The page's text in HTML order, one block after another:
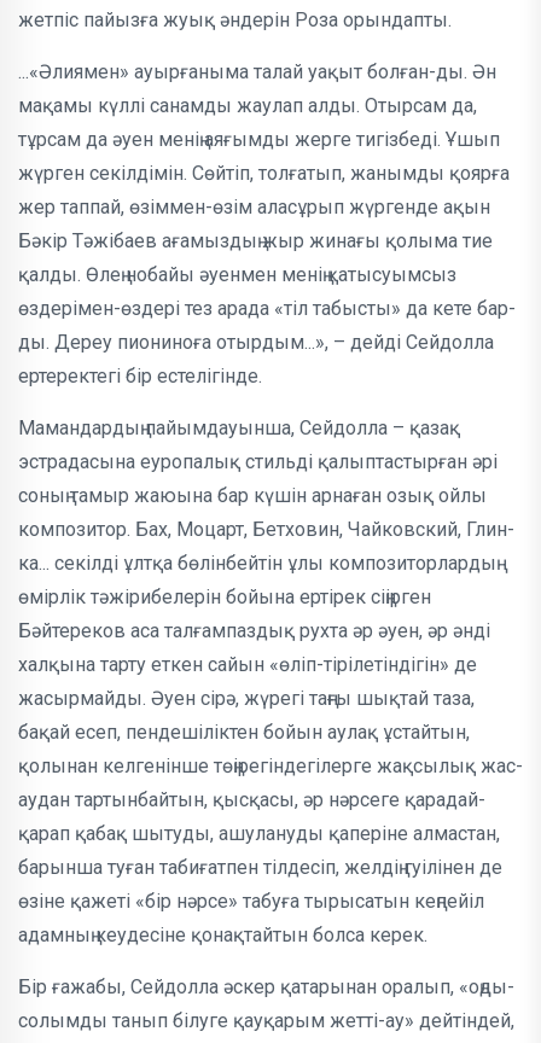
жетпіс пайызға жуық әндерін Роза орындапты.
...«Әлиямен» ауырғаныма талай уа­қыт болған-ды. Ән
мақамы күллі санам­ды жаулап алды. Отырсам да,
тұрсам да әуен менің аяғымды жерге тигізбеді. Ұшып
жүрген секілдімін. Сөйтіп, тол­ға­т­ып, жанымды қоярға
жер таппай, өзім­мен-өзім аласұрып жүргенде ақын
Бәкір Тәжібаев аға­мыздың жыр жинағы қолы­ма­ тие
қал­ды. Өлең нобайы әуен­мен менің қатысуымсыз
өздерімен-өз­дері тез арада «тіл табысты» да кете бар­
ды. Дереу пиониноға отырдым...», – дейді Сейдол­ла
ертеректегі бір естелі­гінде.
Мамандардың пайымдауынша, Сей­долла – қазақ
эстрадасына еуро­палық стильді қалыптастырған әрі
соның та­мыр жаюына бар күшін арнаған озық ойлы
композитор. Бах, Моцарт, Бетховин, Чайковский, Глин­
ка... секілді ұлтқа бөлінбейтін ұлы композиторлардың
өмірлік тә­жірибелерін бойына ертірек сіңірген
Бәйтереков аса талғампаздық рухта әр әуен, әр әнді
халқына тарту ет­кен сайын «өліп-тірілетіндігін» де
жас­ыр­майды. Әуен сірә, жүрегі таңғы шық­тай таза,
бақай есеп, пендешіліктен бойын аулақ ұстайтын,
қолынан кел­ген­інше төңірегіндегілерге жақсы­лық жас­
ау­дан тартынбайтын, қысқа­сы, әр нәр­сеге қарадай-
қарап қабақ шытуды, ашулануды қаперіне алмас­тан,
барын­ша туған табиғатпен тіл­десіп, желдің гуі­лі­нен де
өзіне қажеті «бір нәрсе» табуға тыры­сатын кең­пейіл
адамның кеудесіне қонақтайтын болса керек.
Бір ғажабы, Сейдолла әскер қа­тары­­нан оралып, «оңды-
солымды танып білуге қауқарым жетті-ау» дейтіндей,